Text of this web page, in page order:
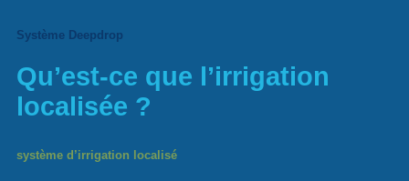
Système Deepdrop
Qu’est-ce que l’irrigation
localisée ?
système d’irrigation localisé